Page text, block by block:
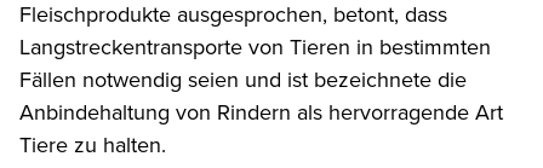
Fleischprodukte ausgesprochen, betont, dass
Langstreckentransporte von Tieren in bestimmten
Fällen notwendig seien und ist bezeichnete die
Anbindehaltung von Rindern als hervorragende Art
Tiere zu halten.